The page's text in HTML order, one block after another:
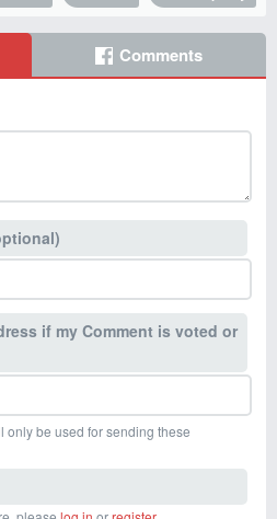
Comments
if my Comment is voted or
only be used for sending these